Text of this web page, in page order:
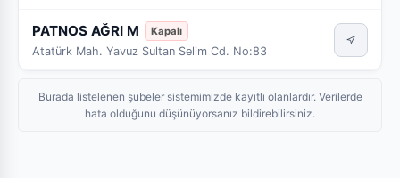
PATNOS AĞRI M Kapalı
Atatürk Mah. Yavuz Sultan Selim Cd. No:83
Burada listelenen şubeler sistemimizde kayıtlı olanlardır. Verilerde
hata olduğunu düşünüyorsanız bildirebilirsiniz.